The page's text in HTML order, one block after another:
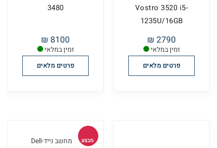
זמין במלאי
Vostro 3520 i5-
1235U/16GB
2790 ₪
פרטים מלאים
זמין במלאי
3480
8100 ₪
פרטים מלאים
מבצע